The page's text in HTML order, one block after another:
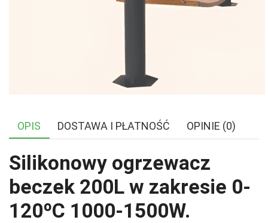
OPIS DOSTAWA I PŁATNOŚĆ OPINIE (0)
Silikonowy ogrzewacz
beczek 200L w zakresie 0-
120ºC 1000-1500W.